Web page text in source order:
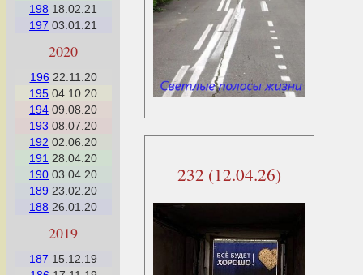
198 18.02.21
197 03.01.21
2020
196 22.11.20
195 04.10.20
194 09.08.20
193 08.07.20
192 02.06.20
191 28.04.20
190 03.04.20
189 23.02.20
188 26.01.20
2019
187 15.12.19
232 (12.04.26)